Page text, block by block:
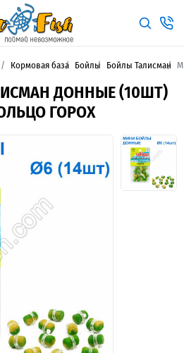
Кормовая база Бойлы Бойлы Талисман
ДОННЫЕ (10ШТ)
ГОРОХ